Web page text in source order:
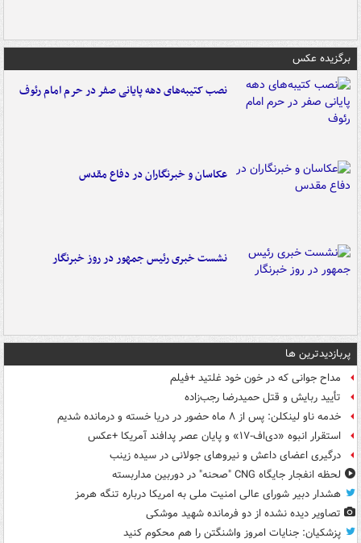
برگزیده عکس
نصب کتیبه‌های دهه پایانی صفر در حرم امام رئوف
عکاسان و خبرنگاران در دفاع مقدس
نشست خبری رئیس جمهور در روز خبرنگار
پربازدیدترین ها
مداح جوانی که در خون خود غلتید +فیلم
تأیید ربایش و قتل حمیدرضا رجب‌زاده
خدمه ناو لینکلن: پس از ۸ ماه حضور در دریا خسته و درمانده‌ شدیم
استقرار انبوه «دی‌اف‑۱۷» و پایان عصر پدافند آمریکا +عکس
درگیری اعضای داعش و نیروهای جولانی در سیده زینب
لحظه انفجار جایگاه CNG "صحنه" در دوربین مداربسته
هشدار دبیر شورای عالی امنیت ملی به امریکا درباره تنگه هرمز
تصاویر دیده‌ نشده از دو فرمانده شهید موشکی
پزشکیان: جنایات امروز واشنگتن را هم محکوم کنید